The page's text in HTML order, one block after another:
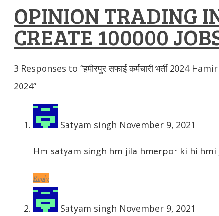
OPINION TRADING
CREATE 100000
3 Responses to “हमीरपुर सफाई कर्मचारी भर्ती 2024
2024”
Satyam singh November 9, 2021
Hm satyam singh hm jila hmerpor ki hi
Reply
Satyam singh November 9, 2021